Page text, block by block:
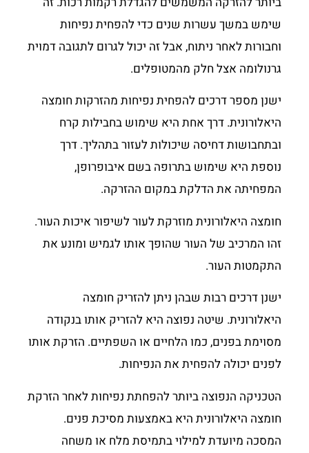
שימש במשך עשרות שנים כדי להפחית נפיחות
וחבורות לאחר ניתוח, אבל זה יכול לגרום לתגובה דמוית
גרנולומה אצל חלק מהמטופלים.
ישנן מספר דרכים להפחית נפיחות מהזרקות חומצה
היאלורונית. דרך אחת היא שימוש בחבילות קרח
ובתחבושות דחיסה שיכולות לעזור בתהליך. דרך
נוספת היא שימוש בתרופה בשם איבופרופן,
המפחיתה את הדלקת במקום ההזרקה.
חומצה היאלורונית מוזרקת לעור לשיפור איכות העור.
זהו המרכיב של העור שהופך אותו לגמיש ומונע את
התקמטות העור.
ישנן דרכים רבות שבהן ניתן להזריק חומצה
היאלורונית. שיטה נפוצה היא להזריק אותו בנקודה
מסוימת בפנים, כמו הלחיים או השפתיים. הזרקת אותו
לפנים יכולה להפחית את הנפיחות.
הטכניקה הנפוצה ביותר להפחתת נפיחות לאחר הזרקת
חומצה היאלורונית היא באמצעות מסיכת פנים.
המסכה מיועדת למילוי בתמיסת מלח או משחה